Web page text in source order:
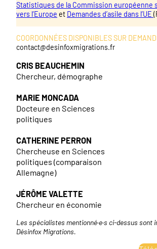
Statistiques de la Commission européenne
vers l’Europe et Demandes d’asile dans l’UE
COORDONNÉES DISPONIBLES SUR
contact@desinfoxmigrations.fr
CRIS BEAUCHEMIN
Chercheur, démographe
MARIE MONCADA
Docteure en Sciences
politiques
CATHERINE PERRON
Chercheuse en Sciences
politiques (comparaison
Allemagne)
JÉRÔME VALETTE
Chercheur en économie
Les spécialistes mentionné·e·s ci-dessus sont
Désinfox Migrations.